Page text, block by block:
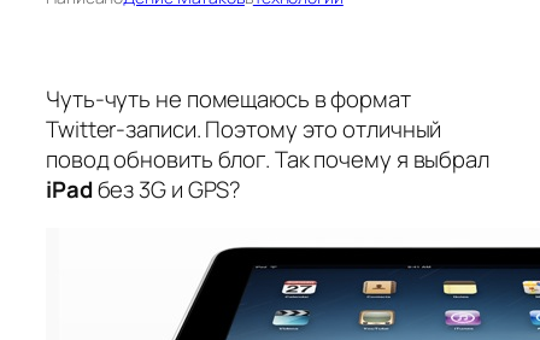
Чуть-чуть не помещаюсь в формат
Twitter-записи. Поэтому это отличный
повод обновить блог. Так почему я выбрал
iPadбез 3G и GPS?